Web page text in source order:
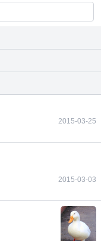
2015-03-25
2015-03-03